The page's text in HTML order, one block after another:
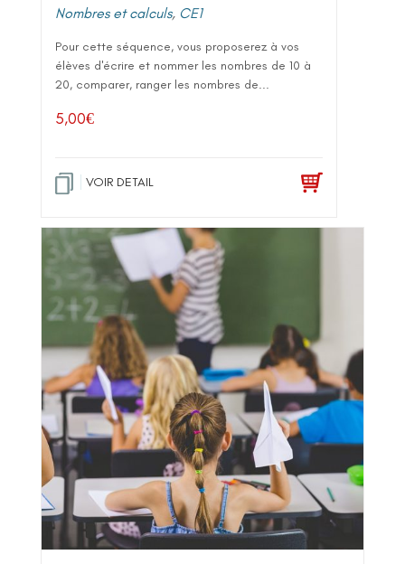
Nombres et calculs, CE1
Pour cette séquence, vous proposerez à vos
élèves d'écrire et nommer les nombres de 10 à
20, comparer, ranger les nombres de...
5,00€
VOIR DETAIL